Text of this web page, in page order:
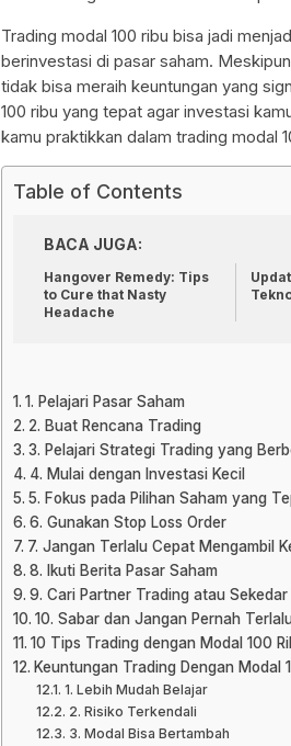
Trading modal 100 ribu bisa jadi
berinvestasi di pasar saham.
tidak bisa meraih keuntungan yang
100 ribu yang tepat agar investasi
kamu praktikkan dalam trading modal
Table of Contents
BACA JUGA:
Hangover Remedy: Tips
to Cure that Nasty
Headache
1. Pelajari Pasar Saham
2. Buat Rencana Trading
3. Pelajari Strategi Trading yang
4. Mulai dengan Investasi Kecil
5. Fokus pada Pilihan Saham yang
6. Gunakan Stop Loss Order
7. Jangan Terlalu Cepat Mengambil
8. Ikuti Berita Pasar Saham
9. Cari Partner Trading atau Sekedar
10. Sabar dan Jangan Pernah
10 Tips Trading dengan Modal 100
Keuntungan Trading Dengan Modal
1. Lebih Mudah Belajar
2. Risiko Terkendali
3. Modal Bisa Bertambah